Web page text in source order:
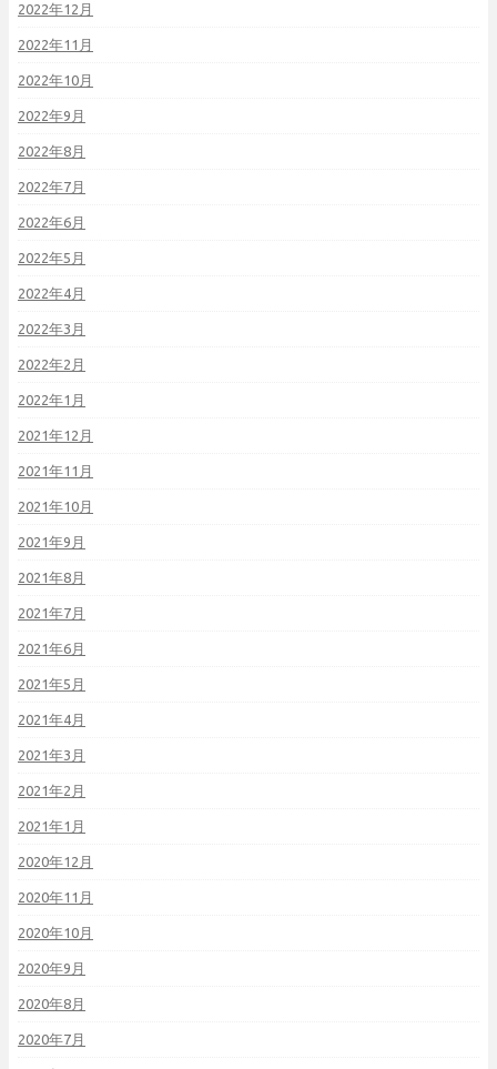
2022年12月
2022年11月
2022年10月
2022年9月
2022年8月
2022年7月
2022年6月
2022年5月
2022年4月
2022年3月
2022年2月
2022年1月
2021年12月
2021年11月
2021年10月
2021年9月
2021年8月
2021年7月
2021年6月
2021年5月
2021年4月
2021年3月
2021年2月
2021年1月
2020年12月
2020年11月
2020年10月
2020年9月
2020年8月
2020年7月